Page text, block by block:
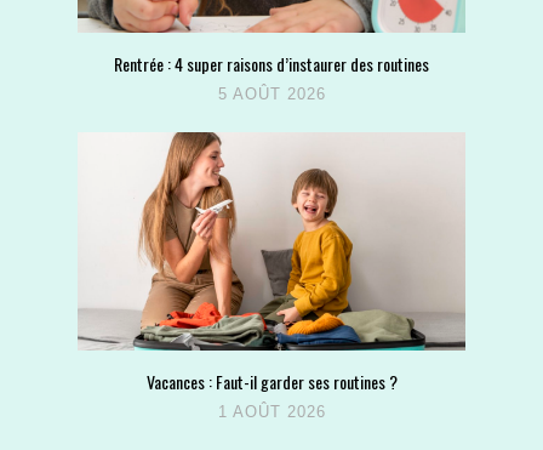
Rentrée : 4 super raisons d’instaurer des routines
5 AOÛT 2026
Vacances : Faut-il garder ses routines ?
1 AOÛT 2026